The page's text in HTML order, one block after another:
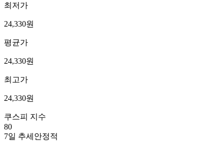
최저가
24,330원
평균가
24,330원
최고가
24,330원
쿠스피 지수
80
7일 추세 안정적